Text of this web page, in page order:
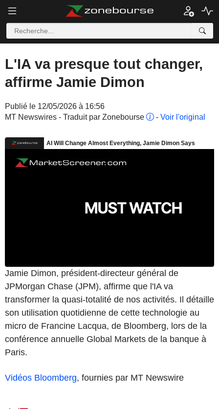
L'IA va presque tout changer,
affirme Jamie Dimon
Publié le 12/05/2026 à 16:56
MT Newswires - Traduit par Zonebourse
- Voir l'original
Jamie Dimon, président-directeur général de
JPMorgan Chase (JPM), affirme que l'IA va
transformer la quasi-totalité de nos activités. Il détaille
son utilisation quotidienne de cette technologie au
micro de Francine Lacqua, de Bloomberg, lors de la
conférence annuelle Global Markets de la banque à
Paris.
Vidéos Bloomberg, fournies par MT Newswire